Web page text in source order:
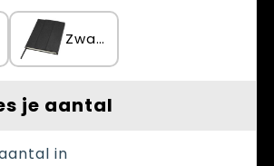
Zwart
je aantal
in